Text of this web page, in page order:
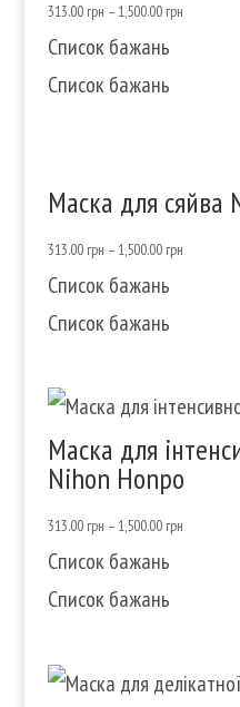
313.00 грн – 1,500.00 грн
Список бажань
Список бажань
Маска для сяйва
313.00 грн – 1,500.00 грн
Список бажань
Список бажань
Маска для
Nihon Honpo
313.00 грн – 1,500.00 грн
Список бажань
Список бажань